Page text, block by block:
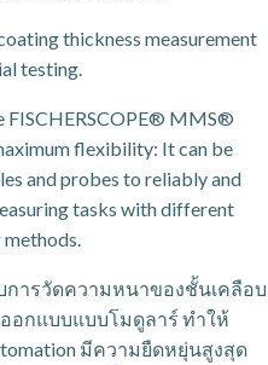
thickness measurement
testing.
® MMS®
flexibility: It can be
and probes to reliably and
tasks with different
ารวัดความหนาของชั้นเคลือบ
อกแบบแบบโมดูลาร์ ทำให้
มีความยืดหยุ่นสูงสุด